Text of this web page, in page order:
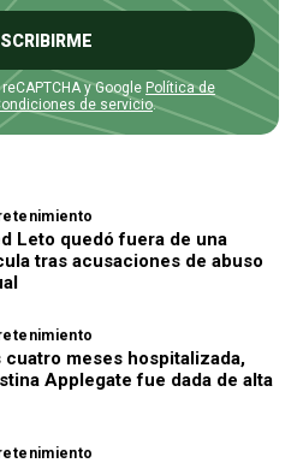
y Google Política de
de servicio.
Leto quedó fuera de una
tras acusaciones de abuso
cuatro meses hospitalizada,
Applegate fue dada de alta